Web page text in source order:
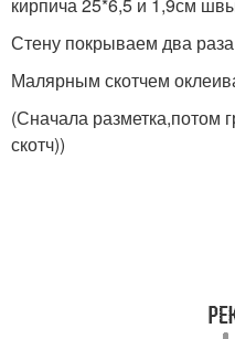
Стену покрываем два раза
Малярным скотчем
(Сначала разметка,потом
скотч))